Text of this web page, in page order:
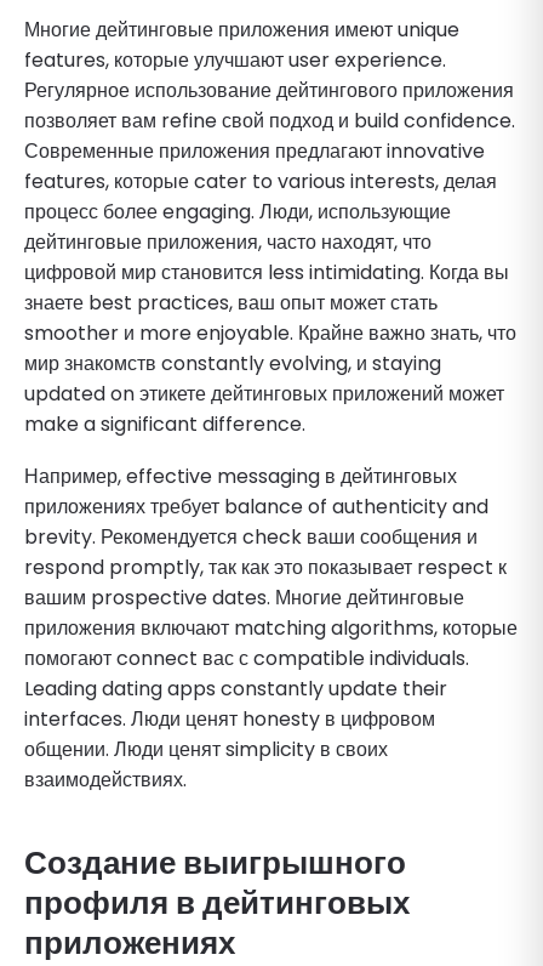
Многие дейтинговые приложения имеют unique
features, которые улучшают user experience.
Регулярное использование дейтингового приложения
позволяет вам refine свой подход и build confidence.
Современные приложения предлагают innovative
features, которые cater to various interests, делая
процесс более engaging. Люди, использующие
дейтинговые приложения, часто находят, что
цифровой мир становится less intimidating. Когда вы
знаете best practices, ваш опыт может стать
smoother и more enjoyable. Крайне важно знать, что
мир знакомств constantly evolving, и staying
updated on этикете дейтинговых приложений может
make a significant difference.
Например, effective messaging в дейтинговых
приложениях требует balance of authenticity and
brevity. Рекомендуется check ваши сообщения и
respond promptly, так как это показывает respect к
вашим prospective dates. Многие дейтинговые
приложения включают matching algorithms, которые
помогают connect вас с compatible individuals.
Leading dating apps constantly update their
interfaces. Люди ценят honesty в цифровом
общении. Люди ценят simplicity в своих
взаимодействиях.
Создание выигрышного
профиля в дейтинговых
приложениях